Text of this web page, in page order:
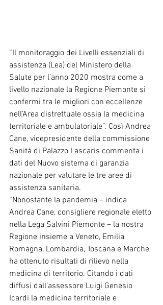
“Il monitoraggio dei Livelli essenziali di
assistenza (Lea) del Ministero della
Salute per l’anno 2020 mostra come a
livello nazionale la Regione Piemonte si
confermi tra le migliori con eccellenze
nell’Area distrettuale ossia la medicina
territoriale e ambulatoriale”. Così Andrea
Cane, vicepresidente della commissione
Sanità di Palazzo Lascaris commenta i
dati del Nuovo sistema di garanzia
nazionale per valutare le tre aree di
assistenza sanitaria.
“Nonostante la pandemia – indica
Andrea Cane, consigliere regionale eletto
nella Lega Salvini Piemonte – la nostra
Regione insieme a Veneto, Emilia
Romagna, Lombardia, Toscana e Marche
ha ottenuto risultati di rilievo nella
medicina di territorio. Citando i dati
diffusi dall’assessore Luigi Genesio
Icardi la medicina territoriale e